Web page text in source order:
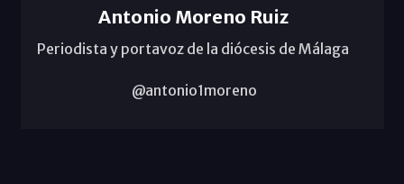
Antonio Moreno Ruiz
Periodista y portavoz de la diócesis de Málaga
@antonio1moreno